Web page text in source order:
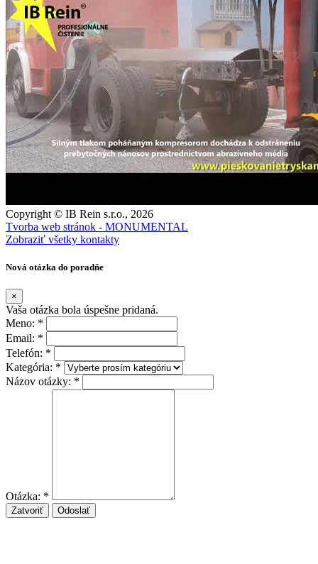
Copyright © IB Rein s.r.o., 2026
Tvorba web stránok - MONUMENTAL
Zobraziť všetky kontakty
Nová otázka do poradňe
×
Vaša otázka bola úspešne pridaná.
Meno: *
Email: *
Telefón: *
Kategória: *
Názov otázky: *
Otázka: *
Zatvoriť Odoslať